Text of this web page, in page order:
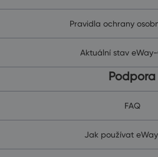
Pravidla ochrany
Aktuální stav
Podpora
FAQ
Jak používat